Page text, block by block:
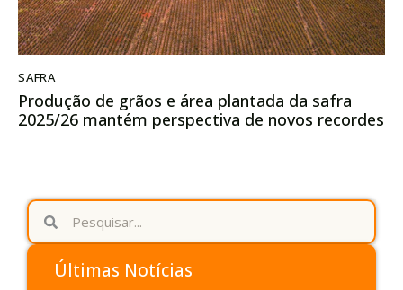
SAFRA
Produção de grãos e área plantada da safra
2025/26 mantém perspectiva de novos recordes
Últimas Notícias